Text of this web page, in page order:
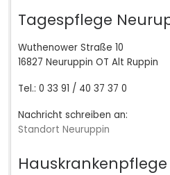
Tagespflege
Wuthenower Straße 10
16827 Neuruppin OT Alt Ruppin
Tel.: 0 33 91 / 40 37 37 0
Nachricht schreiben an:
Standort Neuruppin